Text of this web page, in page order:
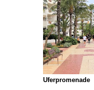
Uferpromenade